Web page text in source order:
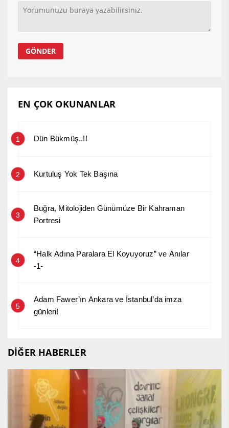
EN ÇOK OKUNANLAR
1 Dün Bükmüş..!!
2 Kurtuluş Yok Tek Başına
3
Buğra, Mitolojiden Günümüze Bir Kahraman
Portresi
4
“Halk Adına Paralara El Koyuyoruz” ve Anılar
-1-
5
Adam Fawer’ın Ankara ve İstanbul’da imza
günleri!
DİĞER HABERLER